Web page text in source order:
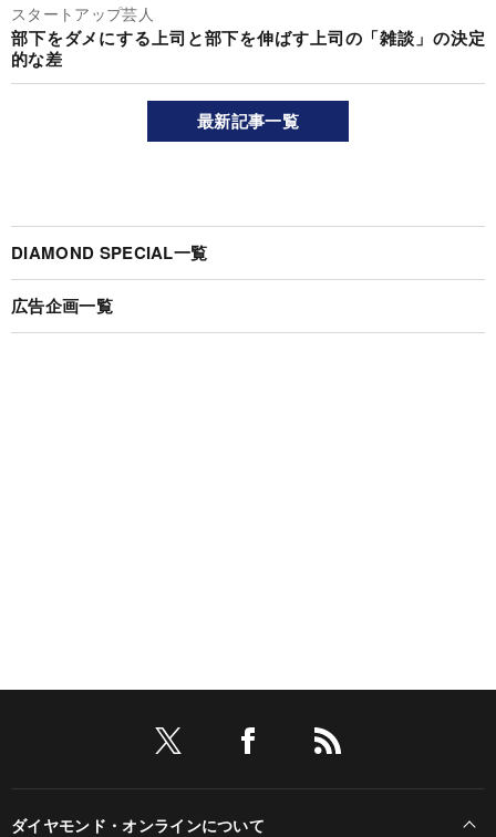
スタートアップ芸人
部下をダメにする上司と部下を伸ばす上司の「雑談」の決定
的な差
最新記事一覧
DIAMOND SPECIAL一覧
広告企画一覧
ダイヤモンド・オンラインについて